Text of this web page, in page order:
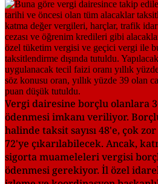
Vergi dairesine borçlu olanlara
ödenmesi imkanı veriliyor.
halinde taksit sayısı 48'e, çok
72'ye çıkarılabilecek. Ancak,
sigorta muameleleri vergisi
ödenmesi gerekiyor. İl özel